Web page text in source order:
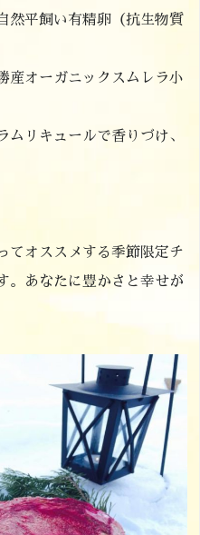
然平飼い有精卵（抗生物質
産オーガニックスムレラ小
リキュールで香りづけ、
てオススメする季節限定チ
。あなたに豊かさと幸せが